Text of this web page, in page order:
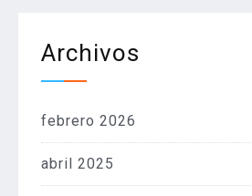
Archivos
febrero 2026
abril 2025